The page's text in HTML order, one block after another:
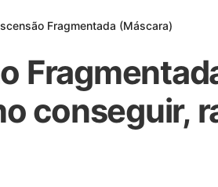
Fragmentada (Máscara)
conseguir,